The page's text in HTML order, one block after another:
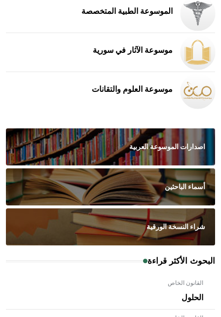
الموسوعة الطبية المتخصصة
موسوعة الآثار في سورية
موسوعة العلوم والتقانات
اصدارات الموسوعة العربية
أسماء الباحثين
شراء النسخة الورقية
البحوث الأكثر قراءة
القانون الخاص
الحلول